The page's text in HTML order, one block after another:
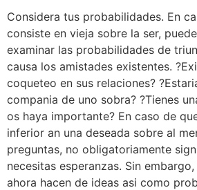
Considera tus probabilidades. En
consiste en vieja sobre la ser,
examinar las probabilidades de
causa los amistades existentes.
coqueteo en sus relaciones?
compania de uno sobra? ?Tienes
os haya importante? En caso de
inferior an una deseada sobre al
preguntas, no obligatoriamente
necesitas esperanzas. Sin
ahora hacen de ideas asi­ como